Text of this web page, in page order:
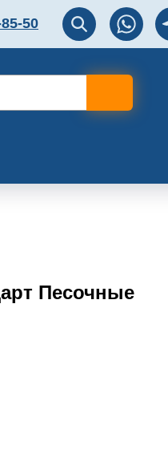
Перезвоните мне!
50
Песочные